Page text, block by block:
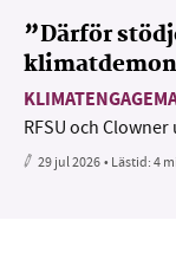
”Därför
RFSU och
29 jul 2026• Lästid:4